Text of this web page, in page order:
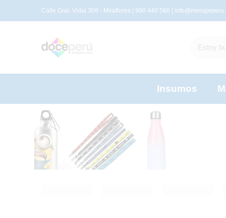
Calle Gral. Vidal 309 - Miraflores | 990 440 560 |
Insumos